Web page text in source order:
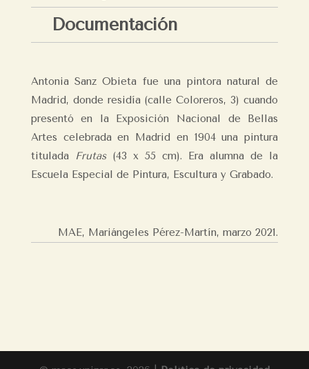
Documentación
Antonia Sanz Obieta fue una pintora natural de
Madrid, donde residía (calle Coloreros, 3) cuando
presentó en la Exposición Nacional de Bellas
Artes celebrada en Madrid en 1904 una pintura
titulada
Frutas(43 x 55 cm). Era alumna de la
Escuela Especial de Pintura, Escultura y Grabado.
MAE, Mariángeles Pérez-Martín,marzo 2021.